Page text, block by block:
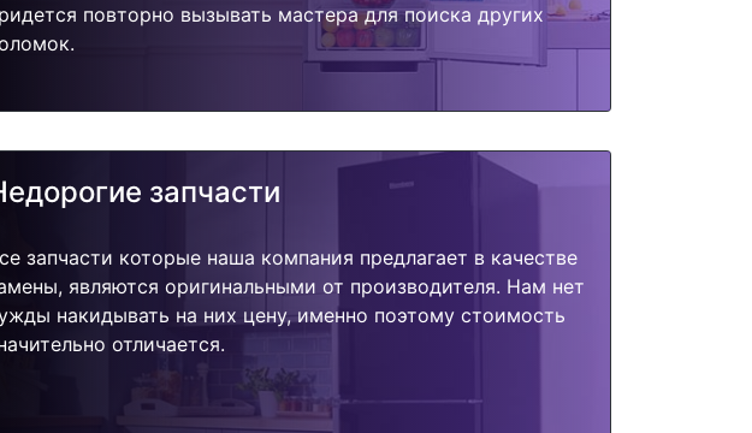
повторно вызывать мастера для поиска других
запчасти
запчасти которые наша компания предлагает в качестве
являются оригинальными от производителя. Нам нет
накидывать на них цену, именно поэтому стоимость
отличается.